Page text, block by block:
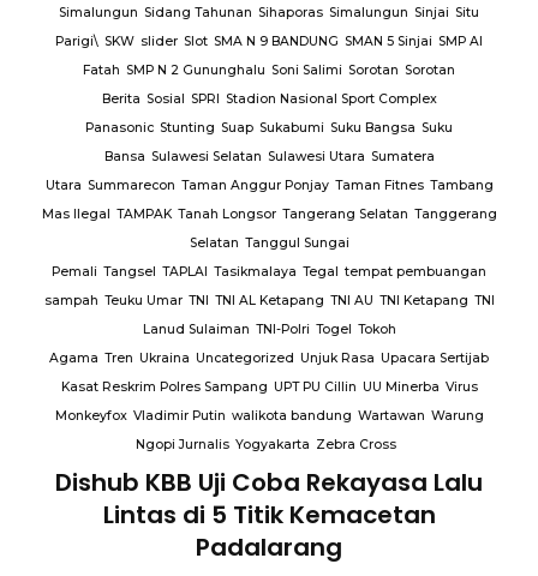
Simalungun Sidang Tahunan Sihaporas Simalungun Sinjai Situ
Parigi\ SKW slider Slot SMA N 9 BANDUNG SMAN 5 Sinjai SMP Al
Fatah SMP N 2 Gununghalu Soni Salimi Sorotan Sorotan
Berita Sosial SPRI Stadion Nasional Sport Complex
Panasonic Stunting Suap Sukabumi Suku Bangsa Suku
Bansa Sulawesi Selatan Sulawesi Utara Sumatera
Utara Summarecon Taman Anggur Ponjay Taman Fitnes Tambang
Mas Ilegal TAMPAK Tanah Longsor Tangerang Selatan Tanggerang
Selatan Tanggul Sungai
Pemali Tangsel TAPLAI Tasikmalaya Tegal tempat pembuangan
sampah Teuku Umar TNI TNI AL Ketapang TNI AU TNI Ketapang TNI
Lanud Sulaiman TNI-Polri Togel Tokoh
Agama Tren Ukraina Uncategorized Unjuk Rasa Upacara Sertijab
Kasat Reskrim Polres Sampang UPT PU Cillin UU Minerba Virus
Monkeyfox Vladimir Putin walikota bandung Wartawan Warung
Ngopi Jurnalis Yogyakarta Zebra Cross
Dishub KBB Uji Coba Rekayasa Lalu
Lintas di 5 Titik Kemacetan
Padalarang